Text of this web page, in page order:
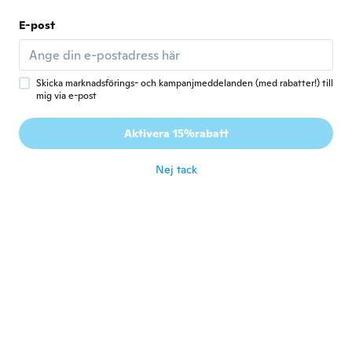
Ю Gick med 2018 · 29 recensioner · 2 uppladdningar
Идеально подошли.
Camilla
Gick med 2016 · 37 recensioner
E-post
Skicka marknadsförings- och kampanjmeddelanden (med rabatter!) till
mig via e-post
Aktivera 15%rabatt
Nej tack